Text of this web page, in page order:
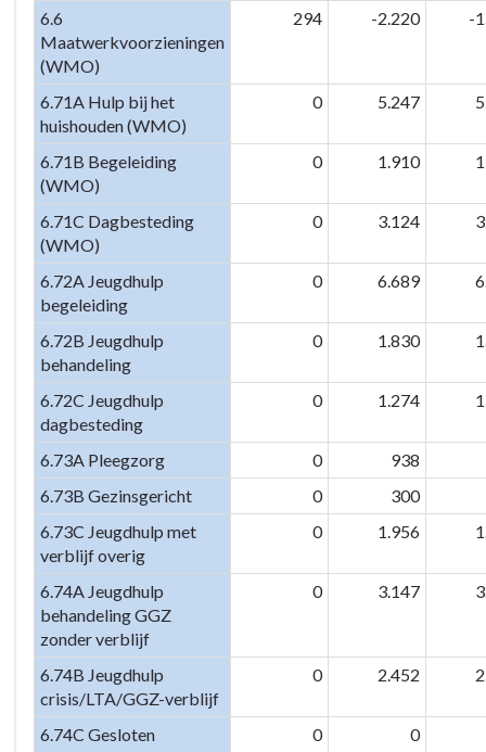
6.6
Maatwerkvoorzieningen
(WMO)
294 -2.220 -
6.71A Hulp bij het
huishouden (WMO)
0 5.247
6.71B Begeleiding
(WMO)
0 1.910
6.71C Dagbesteding
(WMO)
0 3.124
6.72A Jeugdhulp
begeleiding
0 6.689
6.72B Jeugdhulp
behandeling
0 1.830
6.72C Jeugdhulp
dagbesteding
0 1.274
6.73A Pleegzorg 0
938
6.73B Gezinsgericht
0
300
6.73C Jeugdhulp met
verblijf overig
0 1.956
6.74A Jeugdhulp
behandeling GGZ
zonder verblijf
0 3.147
6.74B Jeugdhulp
crisis/LTA/GGZ-verblijf
0 2.452
6.74C Gesloten
0 0